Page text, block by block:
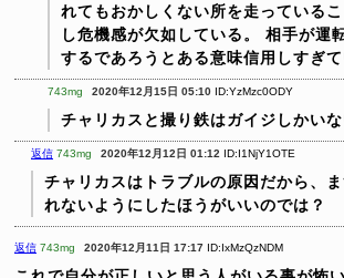
れてもおかしくない所を走っている
し危機感が欠如している。
相手が運
するであろうとある意味信用しすぎて
743mg 2020年12月15日 05:10 ID:YzMzc0ODY
チャリカスと撮り鉄はガイジしかい
返信 743mg 2020年12月12日 01:12 ID:I1NjY1OTE
チャリカスはトラブルの原因だから、
れないようにしたほうがいいのでは？
返信 743mg 2020年12月11日 17:17 ID:IxMzQzNDM